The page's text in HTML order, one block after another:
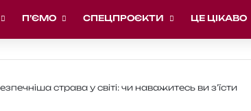
П’ЄМО СПЕЦПРОЄКТИ ЦЕ ЦІКАВО
страва у світі: чи наважитесь ви з’їсти